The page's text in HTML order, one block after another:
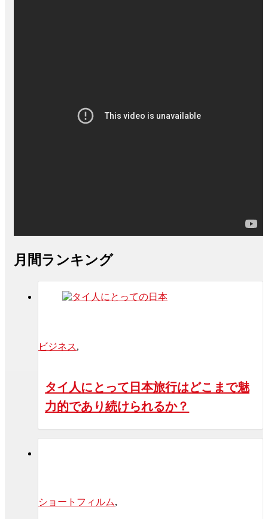
月間ランキング
ビジネス,
タイ人にとって日本旅行はどこまで魅
力的であり続けられるか？
ショートフィルム,